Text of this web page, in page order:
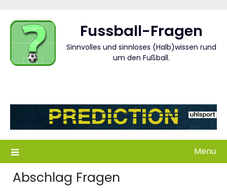
content
Fussball-Fragen
Sinnvolles und sinnloses (Halb)wissen rund
um den Fußball.
Menu
Abschlag Fragen